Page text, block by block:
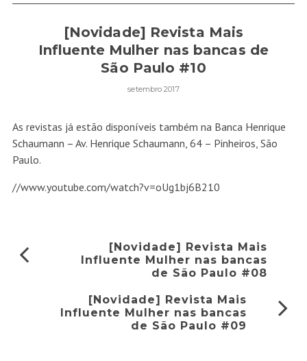
[Novidade] Revista Mais
Influente Mulher nas bancas de
São Paulo #10
setembro 2017
As revistas já estão disponíveis também na Banca Henrique
Schaumann – Av. Henrique Schaumann, 64 – Pinheiros, São
Paulo.
//www.youtube.com/watch?v=oUg1bj6B210
[Novidade] Revista Mais
Influente Mulher nas bancas
de São Paulo #08
[Novidade] Revista Mais
Influente Mulher nas bancas
de São Paulo #09